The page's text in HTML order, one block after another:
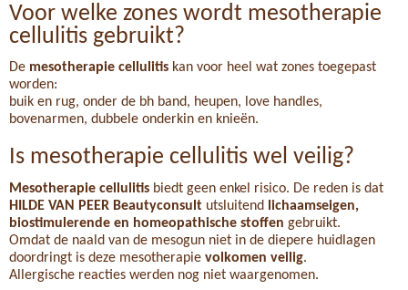
Voor welke zones wordt mesotherapie
cellulitis gebruikt?
De mesotherapie cellulitis kan voor heel wat zones toegepast
worden:
buik en rug, onder de bh band, heupen, love handles,
bovenarmen, dubbele onderkin en knieën.
Is mesotherapie cellulitis wel veilig?
Mesotherapie cellulitis biedt geen enkel risico. De reden is dat
HILDE VAN
PEER Beautyconsult utsluitend
lichaamseigen,
biostimulerende en homeopathische stoffen gebruikt.
Omdat de naald van de mesogun niet in de diepere huidlagen
doordringt is deze mesotherapie volkomen veilig.
Allergische reacties werden nog niet waargenomen.